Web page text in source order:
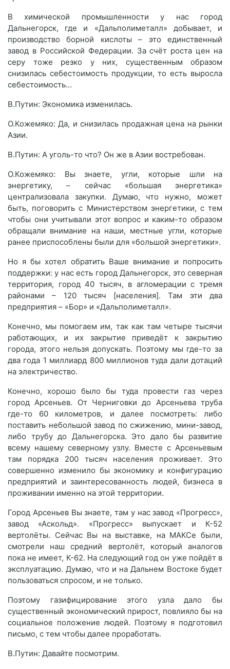
В химической промышленности у нас город
Дальнегорск, где и «Дальполиметалл» добывает, и
производство борной кислоты – это единственный
завод в Российской Федерации. За счёт роста цен на
серу тоже резко у них, существенным образом
снизилась себестоимость продукции, то есть выросла
себестоимость…
В.Путин: Экономика изменилась.
О.Кожемяко: Да, и снизилась продажная цена на рынки
Азии.
В.Путин: А уголь-то что? Он же в Азии востребован.
О.Кожемяко: Вы знаете, угли, которые шли на
энергетику, – сейчас «большая энергетика»
централизовала закупки. Думаю, что нужно, может
быть, поговорить с Министерством энергетики, с тем
чтобы они учитывали этот вопрос и каким-то образом
обращали внимание на наши, местные угли, которые
ранее приспособлены были для «большой энергетики».
Но я бы хотел обратить Ваше внимание и попросить
поддержки: у нас есть город Дальнегорск, это северная
территория, город 40 тысяч, в агломерации с тремя
районами – 120 тысяч [населения]. Там эти два
предприятия – «Бор» и «Дальполиметалл».
Конечно, мы помогаем им, так как там четыре тысячи
работающих, и их закрытие приведёт к закрытию
города, этого нельзя допускать. Поэтому мы где-то за
два года 1 миллиард 800 миллионов туда дали дотаций
на электричество.
Конечно, хорошо было бы туда провести газ через
город Арсеньев. От Черниговки до Арсеньева труба
где-то 60 километров, и далее посмотреть: либо
поставить небольшой завод по сжижению, мини-завод,
либо трубу до Дальнегорска. Это дало бы развитие
всему нашему северному узлу. Вместе с Арсеньевым
там порядка 200 тысяч населения проживает. Это
совершенно изменило бы экономику и конфигурацию
предприятий и заинтересованность людей, бизнеса в
проживании именно на этой территории.
Город Арсеньев Вы знаете, там у нас завод «Прогресс»,
завод «Аскольд». «Прогресс» выпускает и К-52
вертолёты. Сейчас Вы на выставке, на МАКСе были,
смотрели наш средний вертолёт, который аналогов
пока не имеет, К-62. На следующий год он уже пойдёт в
эксплуатацию. Думаю, что и на Дальнем Востоке будет
пользоваться спросом, и не только.
Поэтому газифицирование этого узла дало бы
существенный экономический прирост, повлияло бы на
социальное положение людей. Поэтому я подготовил
письмо, с тем чтобы далее проработать.
В.Путин: Давайте посмотрим.